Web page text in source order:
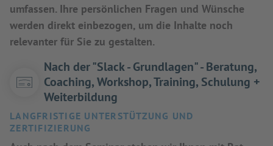
umfassen. Ihre persönlichen Fragen und Wünsche
werden direkt einbezogen, um die Inhalte noch
relevanter für Sie zu gestalten.
Nach der "Slack - Grundlagen" - Beratung,
Coaching, Workshop, Training, Schulung +
Weiterbildung
LANGFRISTIGE UNTERSTÜTZUNG UND
ZERTIFIZIERUNG